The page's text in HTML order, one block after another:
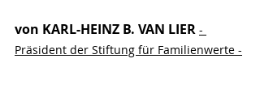
von KARL-HEINZ B. VAN LIER -
Präsident der Stiftung für Familienwerte -